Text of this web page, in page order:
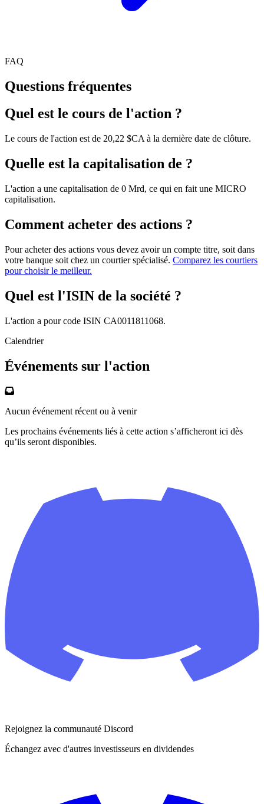
FAQ
Questions fréquentes
Quel est le cours de l'action ?
Le cours de l'action est de 20,22 $CA à la dernière date de clôture.
Quelle est la capitalisation de ?
L'action a une capitalisation de 0 Mrd, ce qui en fait une MICRO
capitalisation.
Comment acheter des actions ?
Pour acheter des actions vous devez avoir un compte titre, soit dans
votre banque soit chez un courtier spécialisé. Comparez les courtiers
pour choisir le meilleur.
Quel est l'ISIN de la société ?
L'action a pour code ISIN CA0011811068.
Calendrier
Événements sur l'action
Aucun événement récent ou à venir
Les prochains événements liés à cette action s’afficheront ici dès
qu’ils seront disponibles.
Rejoignez la communauté Discord
Échangez avec d'autres investisseurs en dividendes